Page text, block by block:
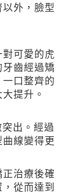
外，臉型
可愛的虎
牙齒經過矯
口整齊的
提升。
出。經過
線變得更
治療後確
從而達到